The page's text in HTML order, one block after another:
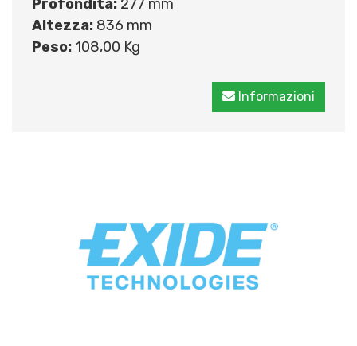
Profondità: 277 mm
Altezza: 836 mm
Peso: 108,00 Kg
Informazioni